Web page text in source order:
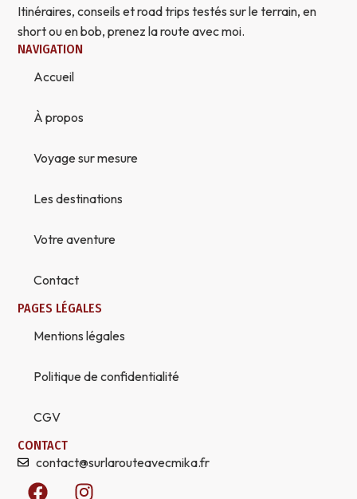
Itinéraires, conseils et road trips testés sur le terrain, en
short ou en bob, prenez la route avec moi.
NAVIGATION
Accueil
À propos
Voyage sur mesure
Les destinations
Votre aventure
Contact
PAGES LÉGALES
Mentions légales
Politique de confidentialité
CGV
CONTACT
contact@surlarouteavecmika.fr
F
I